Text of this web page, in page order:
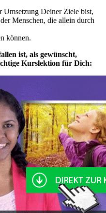
Deiner Ziele bist,
Menschen, die allein durch
können.
ist, als gewünscht,
Kurslektion für Dich: